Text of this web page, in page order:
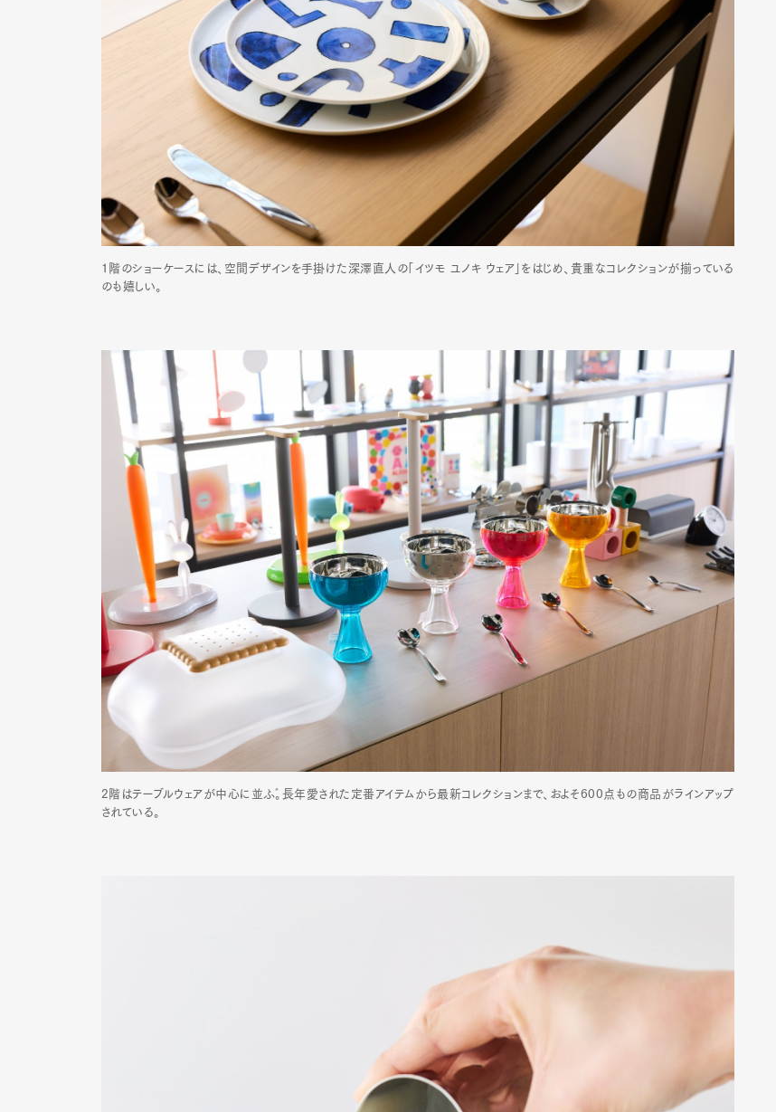
Art&Design Watch
Fashion
Gourmet
Cars Product
Culture
Lifestyle
Pen Membership Magazine
1階のショーケースには、空間デザインを手掛けた深澤直人の「イツモ ユノキ ウェア」をはじめ、貴重なコレクションが揃っている
のも嬉しい。
2階はテーブルウェアが中心に並ぶ。長年愛された定番アイテムから最新コレクションまで、およそ600点もの商品がラインアップ
されている。